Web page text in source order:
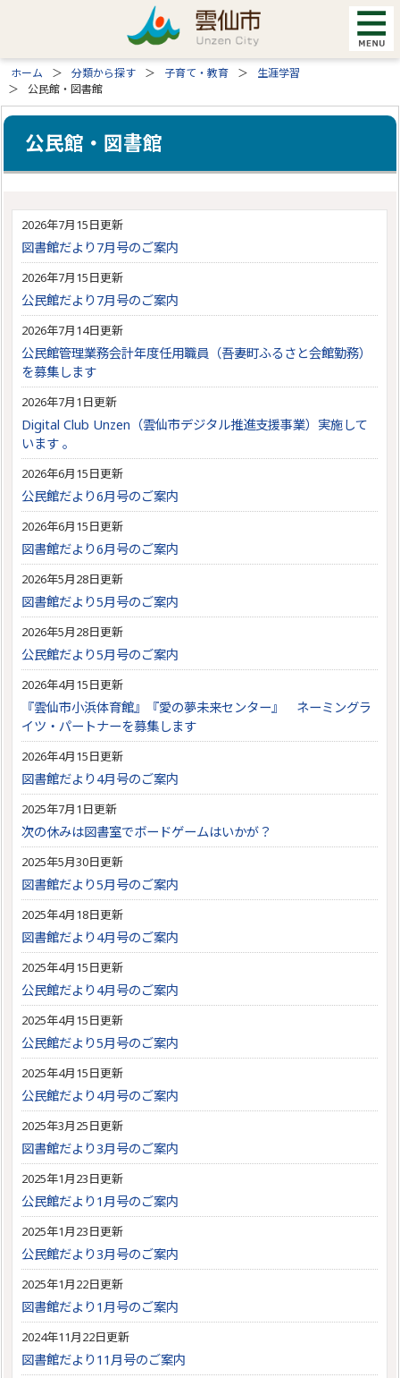
ホーム 分類から探す 子育て・教育
生涯学習
公民館・図書館
公民館・図書館
2026年7月15日更新
図書館だより7月号のご案内
2026年7月15日更新
公民館だより7月号のご案内
2026年7月14日更新
公民館管理業務会計年度任用職員（吾妻町ふるさと会館勤務）
を募集します
2026年7月1日更新
Digital Club Unzen（雲仙市デジタル推進支援事業）実施して
います 。
2026年6月15日更新
公民館だより6月号のご案内
2026年6月15日更新
図書館だより6月号のご案内
2026年5月28日更新
図書館だより5月号のご案内
2026年5月28日更新
公民館だより5月号のご案内
2026年4月15日更新
『雲仙市小浜体育館』『愛の夢未来センター』 ネーミングラ
イツ・パートナーを募集します
2026年4月15日更新
図書館だより4月号のご案内
2025年7月1日更新
次の休みは図書室でボードゲームはいかが？
2025年5月30日更新
図書館だより5月号のご案内
2025年4月18日更新
図書館だより4月号のご案内
2025年4月15日更新
公民館だより4月号のご案内
2025年4月15日更新
公民館だより5月号のご案内
2025年4月15日更新
公民館だより4月号のご案内
2025年3月25日更新
図書館だより3月号のご案内
2025年1月23日更新
公民館だより1月号のご案内
2025年1月23日更新
公民館だより3月号のご案内
2025年1月22日更新
図書館だより1月号のご案内
2024年11月22日更新
図書館だより11月号のご案内